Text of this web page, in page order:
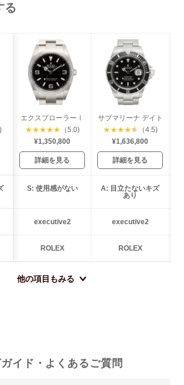
る
エクスプローラーⅠ
★★★★★ （5.0)
¥1,350,800
詳細を見る
サブマリーナ デイト
★★★★★
（4.5)
¥1,636,800
詳細を見る
S: 使用感がない
A: 目立たないキズ
あり
executive2 executive2
ROLEX ROLEX
他の項目もみる
イド・よくあるご質問